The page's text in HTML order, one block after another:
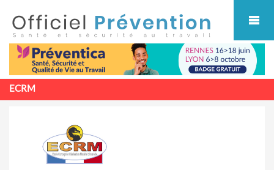
ECRM